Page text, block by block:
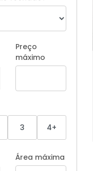
Preço
máximo
3 4+
Área máxima